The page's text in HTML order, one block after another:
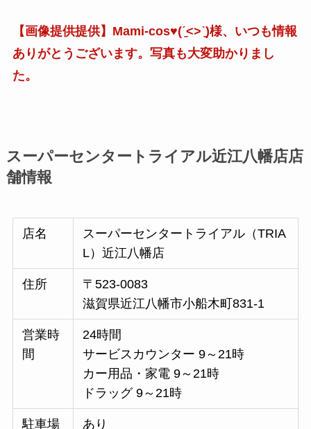
【画像提供提供】Mami-cos♥︎(ˊ̱˂˃ˋ̱)様、いつも情報
ありがとうございます。写真も大変助かりまし
た。
スーパーセンタートライアル近江八幡店店
舗情報
店名
スーパーセンタートライアル（TRIA
L）近江八幡店
住所
〒523-0083
滋賀県近江八幡市小船木町831-1
営業時
間
24時間
サービスカウンター 9～21時
カー用品・家電 9～21時
ドラッグ 9～21時
駐車場 あり